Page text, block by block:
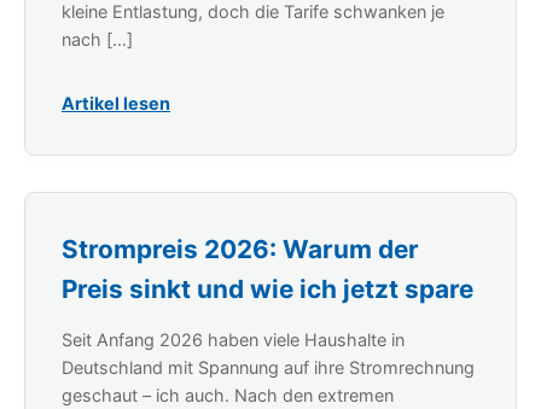
kleine Entlastung, doch die Tarife schwanken je
nach […]
Artikel lesen
Strompreis 2026: Warum der
Preis sinkt und wie ich jetzt spare
Seit Anfang 2026 haben viele Haushalte in
Deutschland mit Spannung auf ihre Stromrechnung
geschaut – ich auch. Nach den extremen